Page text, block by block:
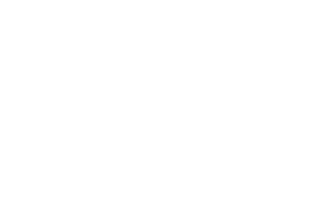
C, il est essentiel
solaire (FPS 30 ou plus) le
(40 000 ppm), 1,2-